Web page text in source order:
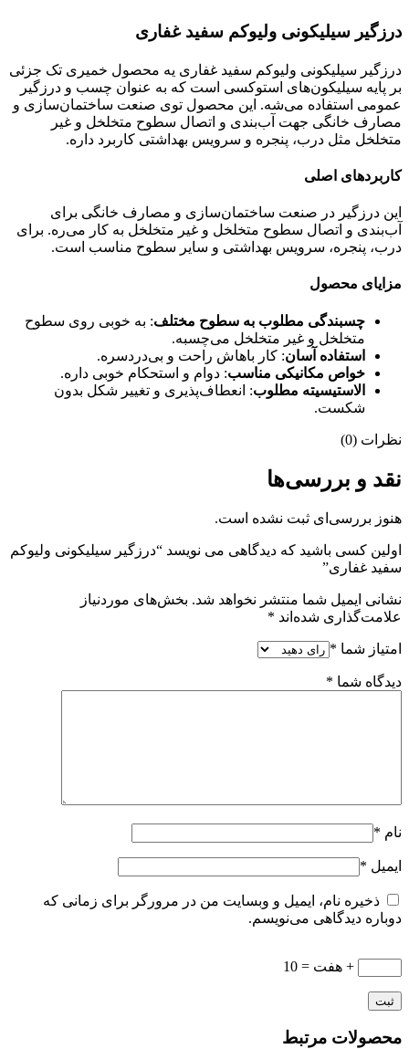
درزگیر سیلیکونی ولیوکم سفید غفاری
درزگیر سیلیکونی ولیوکم سفید غفاری یه محصول خمیری تک جزئی
بر پایه سیلیکون‌های استوکسی است که به عنوان چسب و درزگیر
عمومی استفاده می‌شه. این محصول توی صنعت ساختمان‌سازی و
مصارف خانگی جهت آب‌بندی و اتصال سطوح متخلخل و غیر
متخلخل مثل درب، پنجره و سرویس بهداشتی کاربرد داره.
کاربردهای اصلی
این درزگیر در صنعت ساختمان‌سازی و مصارف خانگی برای
آب‌بندی و اتصال سطوح متخلخل و غیر متخلخل به کار می‌ره. برای
درب، پنجره، سرویس بهداشتی و سایر سطوح مناسب است.
مزایای محصول
چسبندگی مطلوب به سطوح مختلف: به خوبی روی سطوح
متخلخل و غیر متخلخل می‌چسبه.
استفاده آسان: کار باهاش راحت و بی‌دردسره.
خواص مکانیکی مناسب: دوام و استحکام خوبی داره.
الاستیسیته مطلوب: انعطاف‌پذیری و تغییر شکل بدون
شکست.
نظرات (0)
نقد و بررسی‌ها
هنوز بررسی‌ای ثبت نشده است.
اولین کسی باشید که دیدگاهی می نویسد “درزگیر سیلیکونی ولیوکم
سفید غفاری”
نشانی ایمیل شما منتشر نخواهد شد. بخش‌های موردنیاز
علامت‌گذاری شده‌اند *
امتیاز شما *
دیدگاه شما *
نام *
ایمیل *
ذخیره نام، ایمیل و وبسایت من در مرورگر برای زمانی که
دوباره دیدگاهی می‌نویسم.
+ هفت = 10
محصولات مرتبط